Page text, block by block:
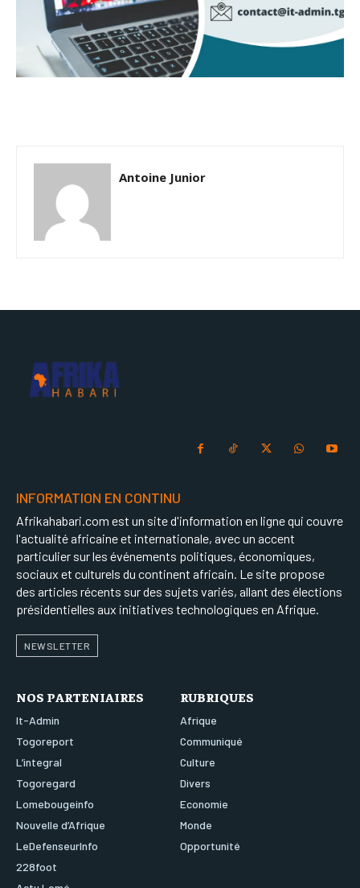
Antoine Junior
INFORMATION EN CONTINU
Afrikahabari.com est un site d'information en ligne qui couvre
l'actualité africaine et internationale, avec un accent
particulier sur les événements politiques, économiques,
sociaux et culturels du continent africain. Le site propose
des articles récents sur des sujets variés, allant des élections
présidentielles aux initiatives technologiques en Afrique.
NEWSLETTER
NOS PARTENIAIRES
It-Admin
Togoreport
L’integral
Togoregard
Lomebougeinfo
Nouvelle d’Afrique
LeDefenseurInfo
228foot
RUBRIQUES
Afrique
Communiqué
Culture
Divers
Economie
Monde
Opportunité